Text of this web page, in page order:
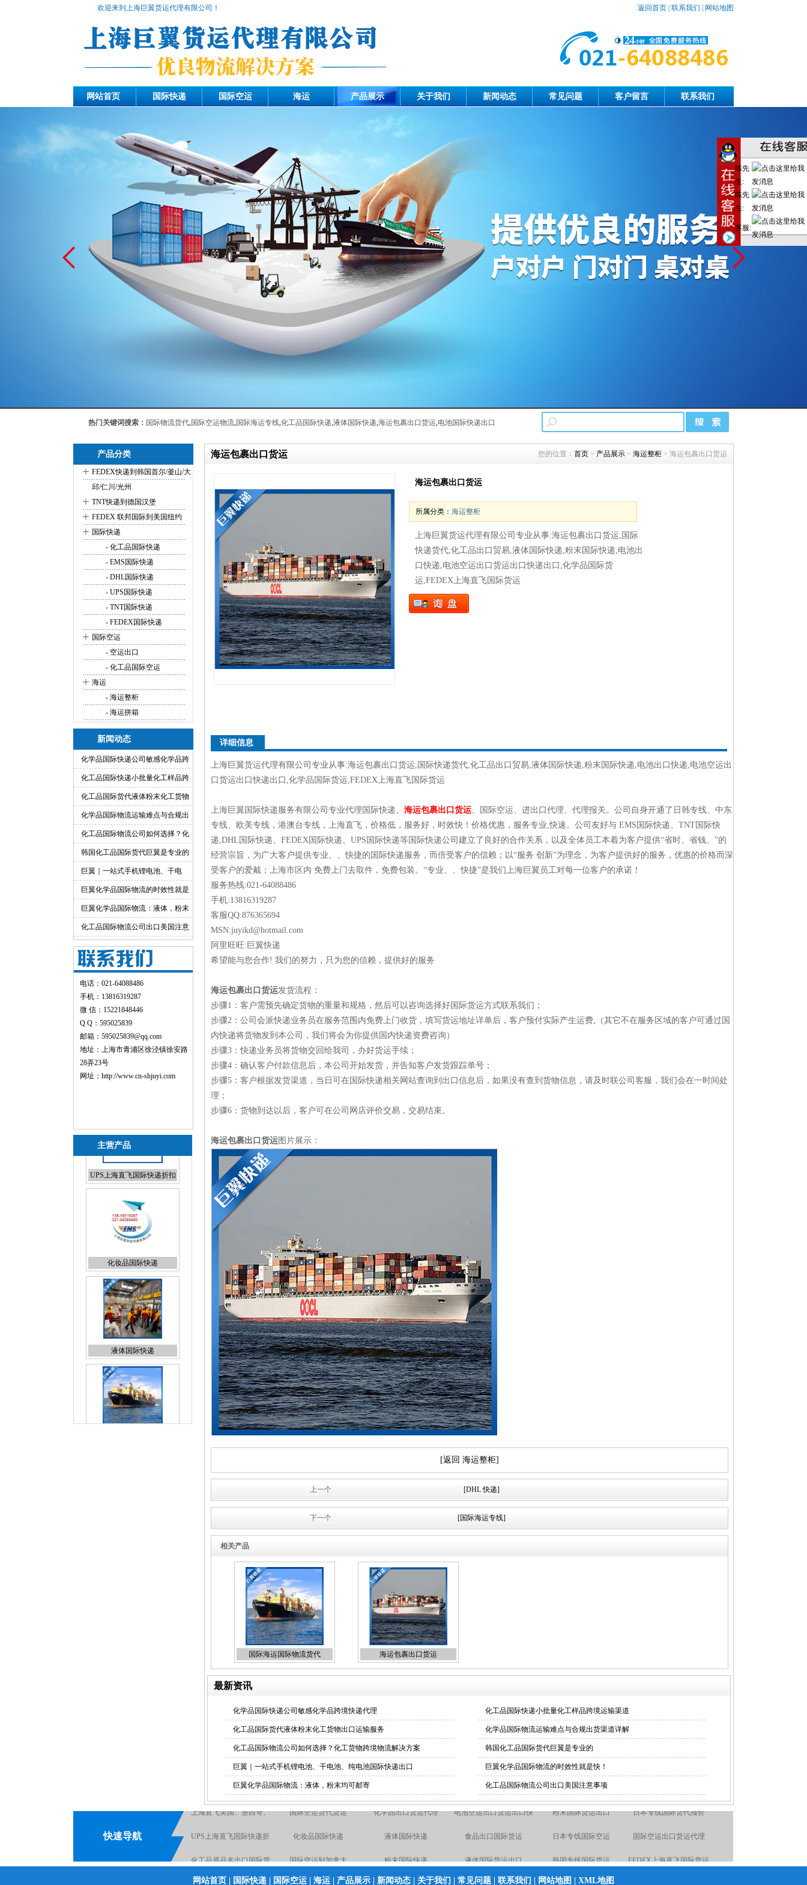
欢迎来到上海巨翼货运代理有限公司！ 返回首页 联系我们 网站地图
网站首页 国际快递 国际空运 海运 产品展示 关于我们 新闻动态 常见问题 客户留言 联系我们
热门关键词搜索： 国际物流货代,国际空运物流,国际海运专线,化工品国际快递,液体国际快递,海运包裹出口货运,电池国际快递出口
产品分类
+ FEDEX快递到韩国首尔/釜山/大
邱/仁川/光州
+ TNT快递到德国汉堡
+ FEDEX 联邦国际到美国纽约
+ 国际快递
- 化工品国际快递
- EMS国际快递
- DHL国际快递
- UPS国际快递
- TNT国际快递
- FEDEX国际快递
+ 国际空运
- 空运出口
- 化工品国际空运
+ 海运
- 海运整柜
- 海运拼箱
新闻动态
化学品国际快递公司敏感化学品跨
境快递代理
化工品国际快递小批量化工样品跨
境运输渠道
化工品国际货代液体粉末化工货物
出口运输服务
化学品国际物流运输难点与合规出
货渠道详解
化工品国际物流公司如何选择？化
工货物跨境物流解决方案
韩国化工品国际货代巨翼是专业的
巨翼｜一站式手机锂电池、干电
池、纯电池国际快递出口
巨翼化学品国际物流的时效性就是
快！巨翼化学品国际物流：液体，粉末
均可邮寄
化工品国际物流公司出口美国注意
事项
电话：021-64088486
手机：13816319287
微 信：15221848446
Q Q：595025839
邮箱：595025839@qq.com
地址：上海市青浦区徐泾镇徐安路
28弄23号
网址： http://www.cn-shjuyi.com
主营产品
化妆品国际快递
液体国际快递
食品出口国际货运
海运包裹出口货运 您的位置： 首页 > 产品展示 > 海运整柜 > 海运包裹出口货运
海运包裹出口货运
所属分类： 海运整柜
上海巨翼货运代理有限公司专业从事:海运包裹出口货运,国际
快递货代,化工品出口贸易,液体国际快递,粉末国际快递,电池出
口快递,电池空运出口货运出口快递出口,化学品国际货
运,FEDEX上海直飞国际货运
详细信息
上海巨翼货运代理有限公司专业从事:海运包裹出口货运,国际快递货代,化工品出口贸易,液体国际快递,粉末国际快递,电池出口快递,电池空运出
口货运出口快递出口,化学品国际货运,FEDEX上海直飞国际货运
上海巨翼国际快递服务有限公司专业代理国际快递、 海运包裹出口货运、国际空运、进出口代理、代理报关。公司自身开通了日韩专线、中东
专线、欧美专线，港澳台专线，上海直飞，价格低，服务好，时效快！价格优惠，服务专业,快速。公司友好与 EMS国际快递、TNT国际快
递,DHL国际快递、FEDEX国际快递、UPS国际快递等国际快递公司建立了良好的合作关系，以及全体员工本着为客户提供“省时、省钱、”的
经营宗旨，为广大客户提供专业、、快捷的国际快递服务，而倍受客户的信赖；以“服务 创新”为理念，为客户提供好的服务，优惠的价格而深
受客户的爱戴；上海市区内 免费上门去取件，免费包装。“专业、、快捷”是我们上海巨翼员工对每一位客户的承诺！
服务热线:021-64088486
手机:13816319287
客服QQ:876365694
MSN:juyikd@hotmail.com
阿里旺旺:巨翼快递
希望能与您合作! 我们的努力，只为您的信赖，提供好的服务
海运包裹出口货运发货流程：
步骤1：客户需预先确定货物的重量和规格，然后可以咨询选择好国际货运方式联系我们；
步骤2：公司会派快递业务员在服务范围内免费上门收货，填写货运地址详单后，客户预付实际产生运费,（其它不在服务区域的客户可通过国
内快递将货物发到本公司，我们将会为你提供国内快递资费咨询）
步骤3：快递业务员将货物交回给我司，办好货运手续；
步骤4：确认客户付款信息后，本公司开始发货，并告知客户发货跟踪单号；
步骤5：客户根据发货渠道，当日可在国际快递相关网站查询到出口信息后，如果没有查到货物信息，请及时联公司客服，我们会在一时间处
理；
步骤6：货物到达以后，客户可在公司网店评价交易，交易结束。
海运包裹出口货运图片展示：
[返回 海运整柜]
上一个 [DHL 快递]
下一个 [国际海运专线]
相关产品
国际海运国际物流货代 海运包裹出口货运
最新资讯
化学品国际快递公司敏感化学品跨境快递代理 化工品国际快递小批量化工样品跨境运输渠道
化工品国际货代液体粉末化工货物出口运输服务 化学品国际物流运输难点与合规出货渠道详解
化工品国际物流公司如何选择？化工货物跨境物流解决方案 韩国化工品国际货代巨翼是专业的
巨翼｜一站式手机锂电池、干电池、纯电池国际快递出口 巨翼化学品国际物流的时效性就是快！
巨翼化学品国际物流：液体，粉末均可邮寄 化工品国际物流公司出口美国注意事项
快速导航
运
FEDEX上海直飞国际货运 手机快递出口 出口快递 海运包裹出口货运 国际海运专线
网站首页 国际快递 国际空运 海运 产品展示 新闻动态 关于我们 常见问题 联系我们 网站地图 XML地图
陈先
生:
陈先
生:
客服: